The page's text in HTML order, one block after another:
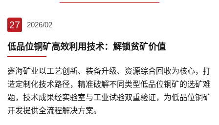
27 2026/02
低品位铜矿高效利用技术：解锁贫矿价值
鑫海矿业以工艺创新、装备升级、资源综合回收为核心，打
造定制化技术路径，精准破解不同类型低品位铜矿的选矿难
题，技术成果经实验室与工业试验双重验证，为低品位铜矿
开发提供全流程解决方案。